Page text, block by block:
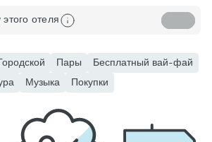
отеля
Пары
Бесплатный вай-фай
Музыка Покупки